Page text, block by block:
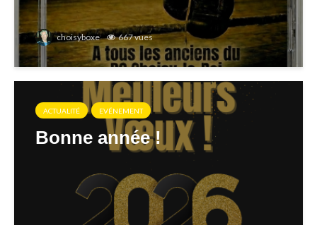
choisyboxe 667 vues
ACTUALITÉ EVÉNEMENT
Bonne année !